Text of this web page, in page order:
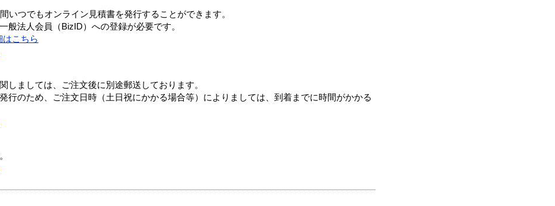
いつでもオンライン見積書を発行することができます。
般法人会員（BizID）への登録が必要です。
こちら
しましては、ご注文後に別途郵送しております。
行のため、ご注文日時（土日祝にかかる場合等）によりましては、到着までに時間がかかる